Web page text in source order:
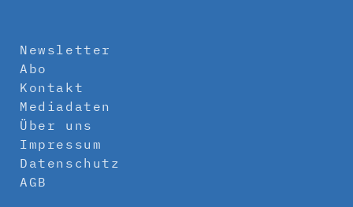
Newsletter
Abo
Kontakt
Mediadaten
Über uns
Impressum
Datenschutz
AGB